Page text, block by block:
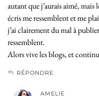
autant que j’aurais aimé, mais
écris me ressemblent et me
j’ai clairement du mal à
ressemblent.
Alors vive les blogs, et
RÉPONDRE
AMELIE